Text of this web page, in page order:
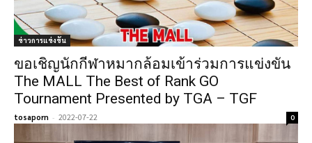
ข่าวการแข่งขัน
ขอเชิญ​นักกีฬา​หมากล้อมเข้าร่วมการแข่งขัน
The MALL The​ Best​ of Rank GO
Tournament Presented by TGA – TGF
tosaporn - 2022-07-22 0